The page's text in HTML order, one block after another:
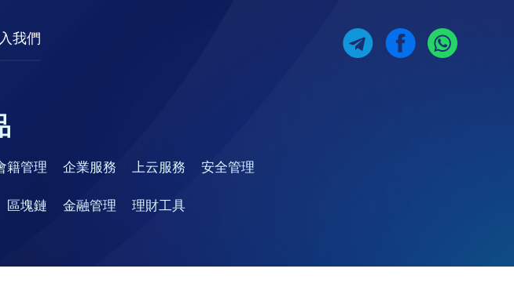
我們
籍管理 企業服務 上云服務 安全管理
區塊鏈 金融管理 理財工具